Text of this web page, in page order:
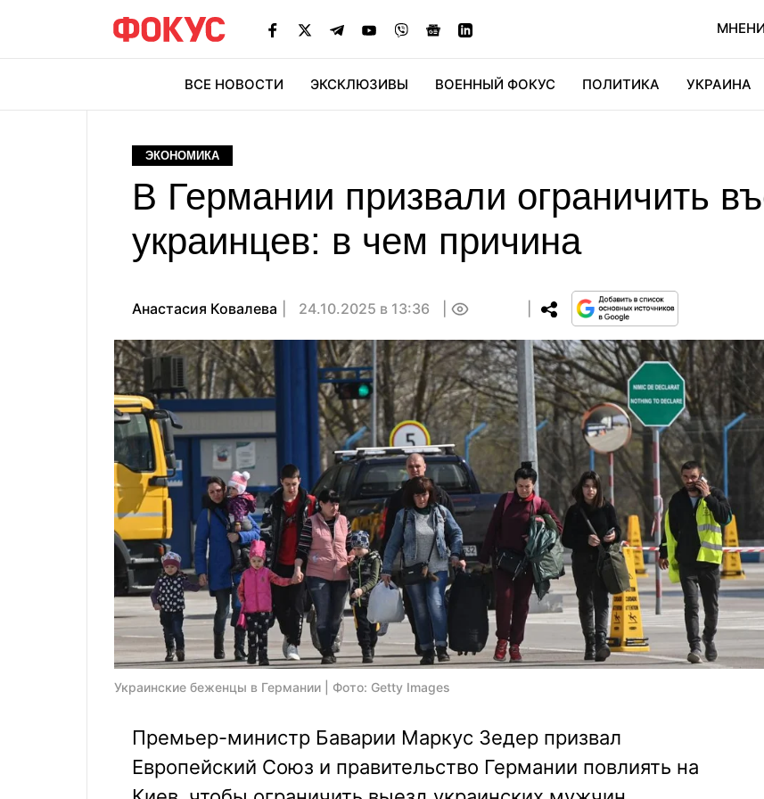
ВСЕ НОВОСТИ ЭКСКЛЮЗИВЫ ВОЕННЫЙ ФОКУС ПОЛИТИКА УКРАИНА
ЭКОНОМИКА
В Германии призвали ограничить
украинцев: в чем причина
Анастасия Ковалева 24.10.2025 в 13:36
Украинские беженцы в Германии | Фото: Getty Images
Премьер-министр Баварии Маркус Зедер призвал
Европейский Союз и правительство Германии повлиять на